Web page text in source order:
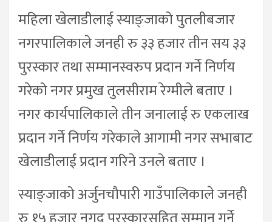
महिला खेलाडीलाई स्याङ्जाको पुतलीबजार
नगरपालिकाले जनही रु ३३ हजार तीन सय ३३
पुरस्कार तथा सम्मानस्वरुप प्रदान गर्ने निर्णय
गरेको नगर प्रमुख तुलसीराम रेग्मीले बताए ।
नगर कार्यपालिकाले तीन जनालाई रु एकलाख
प्रदान गर्ने निर्णय गरेकाले आगामी नगर सभाबाट
खेलाडीलाई प्रदान गरिने उनले बताए ।
स्याङ्जाको अर्जुनचौपारी गाउँपालिकाले जनही